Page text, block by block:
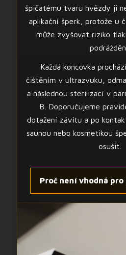
špičatému tvaru hvězdy ji
aplikační šperk, protože u
může zvyšovat riziko
Každá koncovka
čištěním v ultrazvuku,
a následnou sterilizací v
B. Doporučujeme
dotažení závitu a po
saunou nebo kosmetikou
osušit.
Proč není vhodná